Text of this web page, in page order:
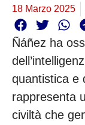
18 Marzo 2025
Ñáñez ha
quantistica e
rappresenta
civiltà che